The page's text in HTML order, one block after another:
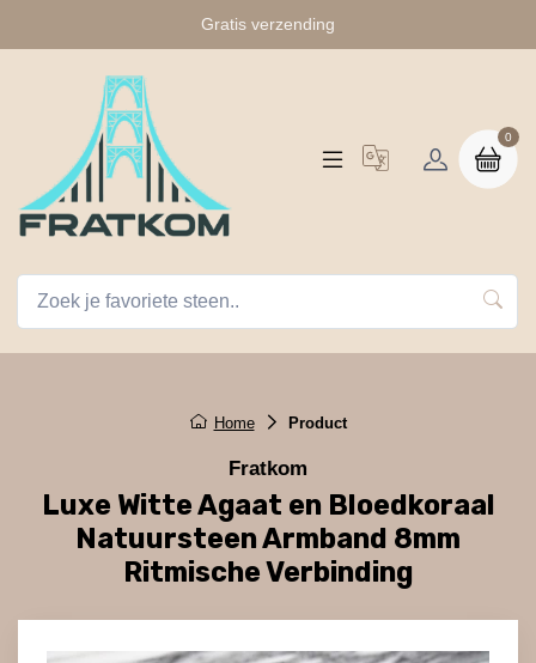
Gratis verzending
0
Home Product
Fratkom
Luxe Witte Agaat en Bloedkoraal
Natuursteen Armband 8mm
Ritmische Verbinding